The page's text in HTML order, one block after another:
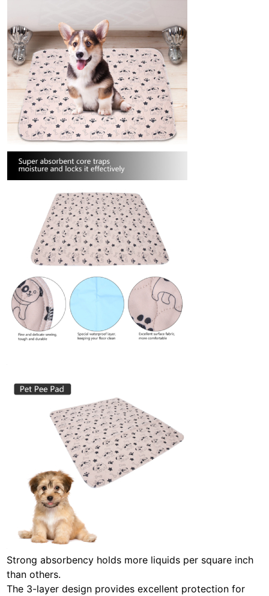
Strong absorbency holds more liquids per square inch
than others.
The 3-layer design provides excellent protection for